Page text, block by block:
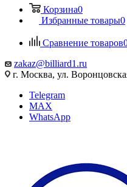
Корзина0
Избранные товары0
Сравнение товаров
zakaz@billiard1.ru
г. Москва, ул.
Telegram
MAX
WhatsApp